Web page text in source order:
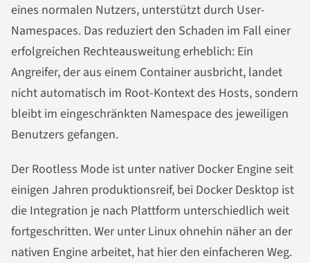
eines normalen Nutzers, unterstützt durch User-
Namespaces. Das reduziert den Schaden im Fall einer
erfolgreichen Rechteausweitung erheblich: Ein
Angreifer, der aus einem Container ausbricht, landet
nicht automatisch im Root-Kontext des Hosts, sondern
bleibt im eingeschränkten Namespace des jeweiligen
Benutzers gefangen.
Der Rootless Mode ist unter nativer Docker Engine seit
einigen Jahren produktionsreif, bei Docker Desktop ist
die Integration je nach Plattform unterschiedlich weit
fortgeschritten. Wer unter Linux ohnehin näher an der
nativen Engine arbeitet, hat hier den einfacheren Weg.